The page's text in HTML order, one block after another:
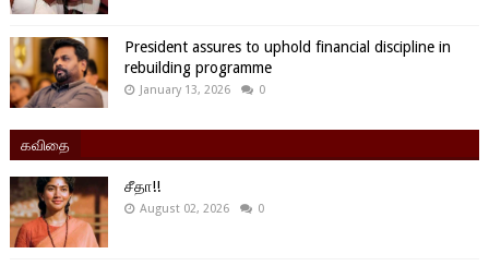
President assures to uphold financial discipline in
rebuilding programme
January 13, 2026 0
கவிதை
சீதா!!
August 02, 2026 0